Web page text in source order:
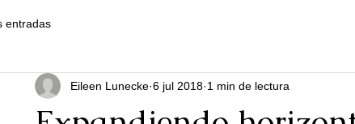
entradas
Eileen Lunecke 6 jul 2018 1 min de lectura